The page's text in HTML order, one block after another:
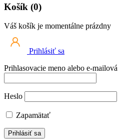
Košík (0)
Váš košík je momentálne prázdny
Prihlásiť sa
Prihlasovacie meno alebo e-mailová
Heslo
Zapamätať